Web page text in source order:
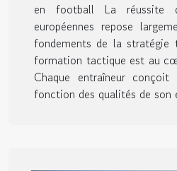
en football La réussite
européennes repose
fondements de la
formation tactique est au
Chaque entraîneur
fonction des qualités de son